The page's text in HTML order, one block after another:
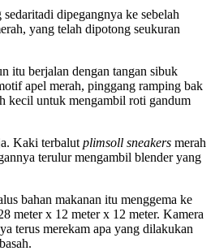
dipegangnya ke sebelah
yang telah dipotong seukuran
itu berjalan dengan tangan sibuk
apel merah, pinggang ramping bak
kecil untuk mengambil roti gandum
Kaki terbalut plimsoll sneakers merah
terulur mengambil blender yang
bahan makanan itu menggema ke
meter x 12 meter x 12 meter. Kamera
terus merekam apa yang dilakukan